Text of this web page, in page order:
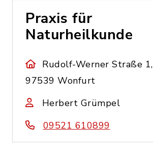
Praxis für
Naturheilkunde
Rudolf-Werner Straße 1,
97539 Wonfurt
Herbert Grümpel
09521 610899